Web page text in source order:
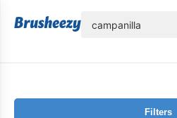
Filters